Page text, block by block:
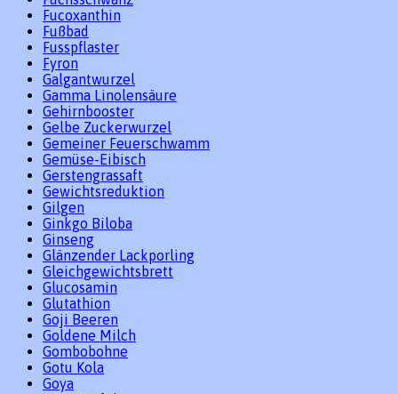
Fucoxanthin
Fußbad
Fusspflaster
Fyron
Galgantwurzel
Gamma Linolensäure
Gehirnbooster
Gelbe Zuckerwurzel
Gemeiner Feuerschwamm
Gemüse-Eibisch
Gerstengrassaft
Gewichtsreduktion
Gilgen
Ginkgo Biloba
Ginseng
Glänzender Lackporling
Gleichgewichtsbrett
Glucosamin
Glutathion
Goji Beeren
Goldene Milch
Gombobohne
Gotu Kola
Goya